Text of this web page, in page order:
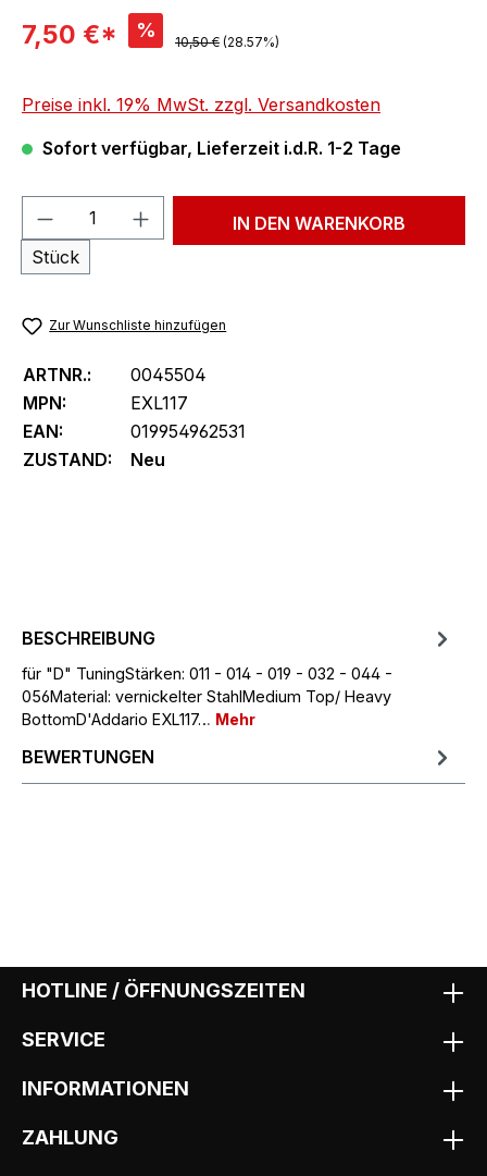
Verkaufspreis:
7,50 €* % Regulärer Preis:
10,50 € (28.57%)
Preise inkl. 19% MwSt. zzgl. Versandkosten
Sofort verfügbar, Lieferzeit i.d.R. 1-2 Tage
Produkt Anzahl: Gib den
Stück
IN DEN WARENKORB
Zur Wunschliste hinzufügen
ARTNR.:
0045504
MPN:
EXL117
EAN:
019954962531
ZUSTAND:
Neu
BESCHREIBUNG
für "D" TuningStärken: 011 - 014 - 019 - 032 - 044 -
056Material: vernickelter StahlMedium Top/ Heavy
BottomD'Addario EXL117… Mehr
BEWERTUNGEN
HOTLINE / ÖFFNUNGSZEITEN
SERVICE
INFORMATIONEN
ZAHLUNG